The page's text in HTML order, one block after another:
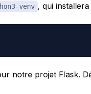
venv , qui
notre projet Flask.